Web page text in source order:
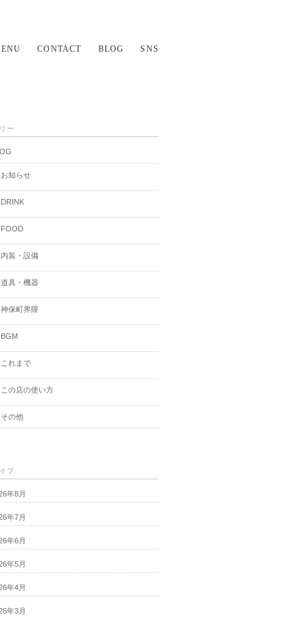
CONTACT BLOG SNS
ー
お知らせ
DRINK
FOOD
内装・設備
道具・機器
神保町界隈
BGM
これまで
この店の使い方
その他
ブ
年8月
年7月
年6月
年5月
年4月
年3月